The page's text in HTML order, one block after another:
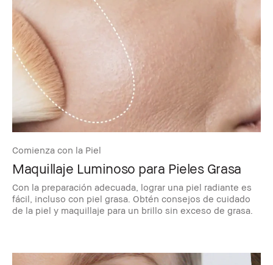
Comienza con la Piel
Maquillaje Luminoso para Pieles Grasa
Con la preparación adecuada, lograr una piel radiante es
fácil, incluso con piel grasa. Obtén consejos de cuidado
de la piel y maquillaje para un brillo sin exceso de grasa.